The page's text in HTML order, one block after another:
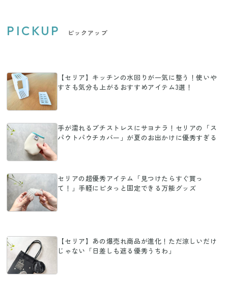
PICKUP ピックアップ
【セリア】キッチンの水回りが一気に整う！使いや
すさも気分も上がるおすすめアイテム3選！
手が濡れるプチストレスにサヨナラ！セリアの「ス
パウトパウチカバー」が夏のお出かけに優秀すぎる
セリアの超優秀アイテム「見つけたらすぐ買っ
て！」手軽にピタっと固定できる万能グッズ
【セリア】あの爆売れ商品が進化！ただ涼しいだけ
じゃない「日差しも遮る優秀うちわ」